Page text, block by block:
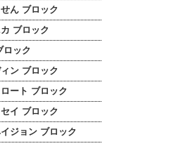
ん ブロック
ブロック
ロック
ン ブロック
ート ブロック
イ ブロック
ジョン ブロック